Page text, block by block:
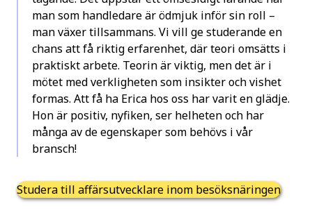
man som handledare är ödmjuk inför sin roll –
man växer tillsammans. Vi vill ge studerande en
chans att få riktig erfarenhet, där teori omsätts i
praktiskt arbete. Teorin är viktig, men det är i
mötet med verkligheten som insikter och vishet
formas. Att få ha Erica hos oss har varit en glädje.
Hon är positiv, nyfiken, ser helheten och har
många av de egenskaper som behövs i vår
bransch!
Studera till affärsutvecklare inom besöksnäringen